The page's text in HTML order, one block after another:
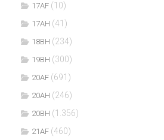
17AF (10)
17AH (41)
18BH (234)
19BH (300)
20AF (691)
20AH (246)
20BH (1.356)
21AF (460)